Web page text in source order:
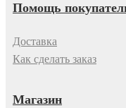
Помощь
Доставка
Как сделать заказ
Магазин